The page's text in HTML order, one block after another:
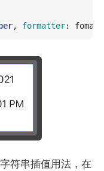
, formatter:
符串插值用法，在